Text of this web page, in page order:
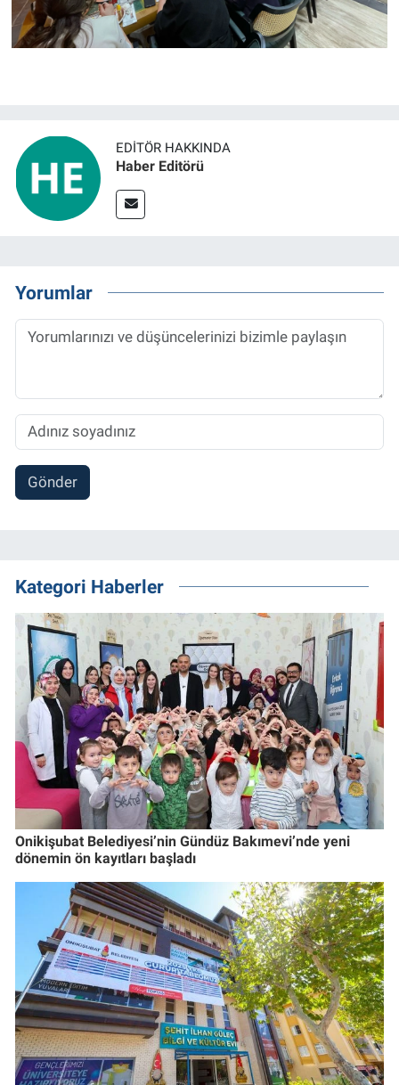
EDITÖR HAKKINDA
Haber Editörü
Yorumlar
Gönder
Kategori Haberler
Onikişubat Belediyesi’nin Gündüz Bakımevi’nde yeni
dönemin ön kayıtları başladı